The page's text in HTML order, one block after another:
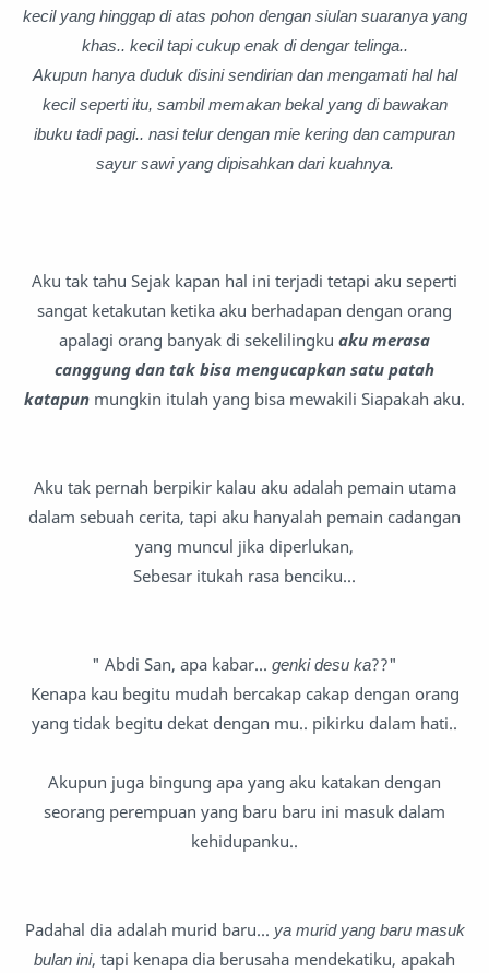
kecil yang hinggap di atas pohon dengan siulan suaranya yang
khas.. kecil tapi cukup enak di dengar telinga..
Akupun hanya duduk disini sendirian dan mengamati hal hal
kecil seperti itu, sambil memakan bekal yang di bawakan
ibuku tadi pagi.. nasi telur dengan mie kering dan campuran
sayur sawi yang dipisahkan dari kuahnya.
Aku tak tahu Sejak kapan hal ini terjadi tetapi aku seperti
sangat ketakutan ketika aku berhadapan dengan orang
apalagi orang banyak di sekelilingku aku merasa
canggung dan tak bisa mengucapkan satu patah
katapun mungkin itulah yang bisa mewakili Siapakah aku.
Aku tak pernah berpikir kalau aku adalah pemain utama
dalam sebuah cerita, tapi aku hanyalah pemain cadangan
yang muncul jika diperlukan,
Sebesar itukah rasa benciku...
" Abdi San, apa kabar... genki desu ka??"
Kenapa kau begitu mudah bercakap cakap dengan orang
yang tidak begitu dekat dengan mu.. pikirku dalam hati..
Akupun juga bingung apa yang aku katakan dengan
seorang perempuan yang baru baru ini masuk dalam
kehidupanku..
Padahal dia adalah murid baru... ya murid yang baru masuk
bulan ini, tapi kenapa dia berusaha mendekatiku, apakah